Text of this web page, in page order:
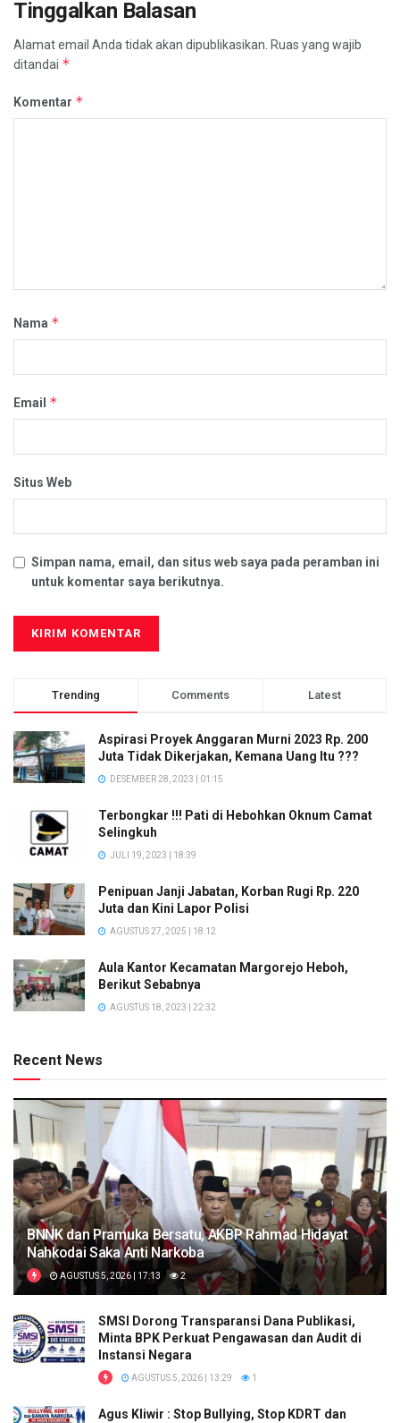
Tinggalkan Balasan
Alamat email Anda tidak akan dipublikasikan. Ruas yang wajib
ditandai *
Komentar *
Nama *
Email *
Situs Web
Simpan nama, email, dan situs web saya pada peramban ini
untuk komentar saya berikutnya.
Trending Comments Latest
Aspirasi Proyek Anggaran Murni 2023 Rp. 200
Juta Tidak Dikerjakan, Kemana Uang Itu ???
DESEMBER 28, 2023 | 01:15
Terbongkar !!! Pati di Hebohkan Oknum Camat
Selingkuh
JULI 19, 2023 | 18:39
Penipuan Janji Jabatan, Korban Rugi Rp. 220
Juta dan Kini Lapor Polisi
AGUSTUS 27, 2025 | 18:12
Aula Kantor Kecamatan Margorejo Heboh,
Berikut Sebabnya
AGUSTUS 18, 2023 | 22:32
Recent News
BNNK dan Pramuka Bersatu, AKBP Rahmad Hidayat
Nahkodai Saka Anti Narkoba
AGUSTUS 5, 2026 | 17:13 2
SMSI Dorong Transparansi Dana Publikasi,
Minta BPK Perkuat Pengawasan dan Audit di
Instansi Negara
AGUSTUS 5, 2026 | 13:29 1
Agus Kliwir : Stop Bullying, Stop KDRT dan